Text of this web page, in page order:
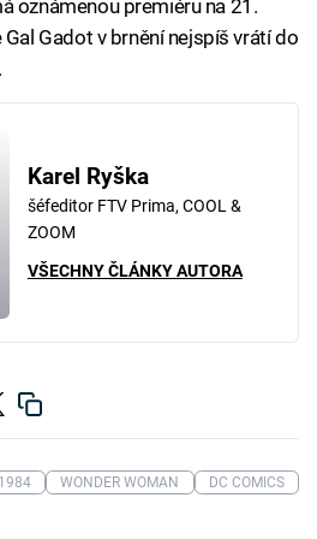
oznámenou premiéru na 21.
Gadot v brnění nejspíš vrátí do
Karel Ryška
šéfeditor FTV Prima, COOL &
ZOOM
VŠECHNY ČLÁNKY AUTORA
WONDER WOMAN DC COMICS